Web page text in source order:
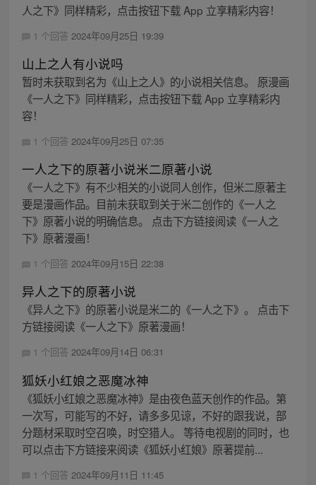
人之下》同样精彩，点击按钮下载 App 立享精彩内容！
1 个回答 2024年09月25日 19:39
山上之人有小说吗
暂时未获取到名为《山上之人》的小说相关信息。 原漫画
《一人之下》同样精彩，点击按钮下载 App 立享精彩内
容！
1 个回答 2024年09月25日 07:35
一人之下的原著小说米二原著小说
《一人之下》有不少相关的小说同人创作，但米二原著主
要是漫画作品。目前未获取到关于米二创作的《一人之
下》原著小说的明确信息。 点击下方链接阅读《一人之
下》原著漫画！
1 个回答 2024年09月15日 22:38
异人之下的原著小说
《异人之下》的原著小说是米二的《一人之下》。 点击下
方链接阅读《一人之下》原著漫画！
1 个回答 2024年09月14日 06:31
狐妖小红娘之恶魔冰神
《狐妖小红娘之恶魔冰神》是由夜色蓝天创作的作品。第
一次写，可能写的不好，请多多见谅，不好的跟我说，部
分题材采取时空召唤，时空猎人。 等待电视剧的同时，也
可以点击下方链接来阅读《狐妖小红娘》原著提前...
1 个回答 2024年09月11日 11:45